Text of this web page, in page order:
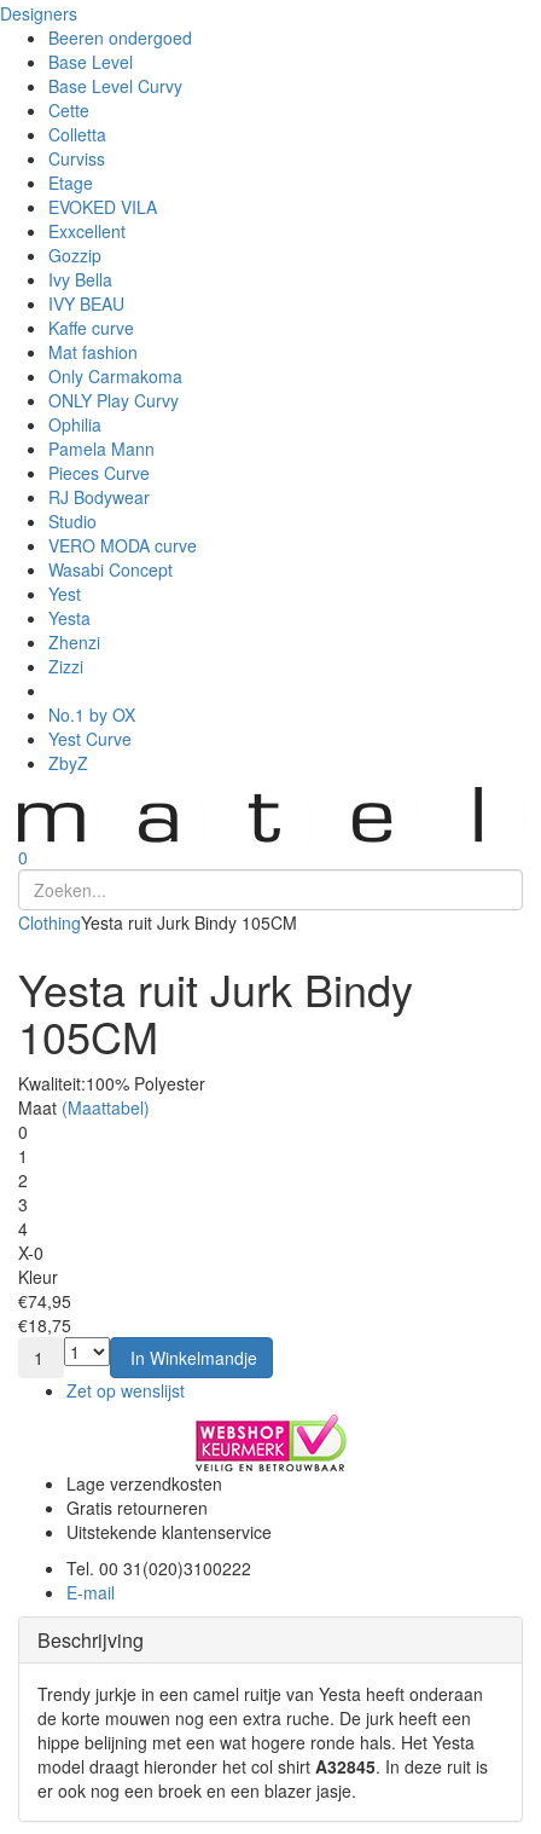
Designers
Beeren ondergoed
Base Level
Base Level Curvy
Cette
Colletta
Curviss
Etage
EVOKED VILA
Exxcellent
Gozzip
Ivy Bella
IVY BEAU
Kaffe curve
Mat fashion
Only Carmakoma
ONLY Play Curvy
Ophilia
Pamela Mann
Pieces Curve
RJ Bodywear
Studio
VERO MODA curve
Wasabi Concept
Yest
Yesta
Zhenzi
Zizzi
No.1 by OX
Yest Curve
ZbyZ
0
ClothingYesta ruit Jurk Bindy 105CM
Yesta ruit Jurk Bindy
105CM
Kwaliteit:100% Polyester
Maat (Maattabel)
0
1
2
3
4
X-0
Kleur
€74,95
€18,75
1
In Winkelmandje
Zet op wenslijst
Lage verzendkosten
Gratis retourneren
Uitstekende klantenservice
Tel. 00 31(020)3100222
E-mail
Beschrijving
Trendy jurkje in een camel ruitje van Yesta heeft onderaan
de korte mouwen nog een extra ruche. De jurk heeft een
hippe belijning met een wat hogere ronde hals. Het Yesta
model draagt hieronder het col shirt A32845. In deze ruit is
er ook nog een broek en een blazer jasje.